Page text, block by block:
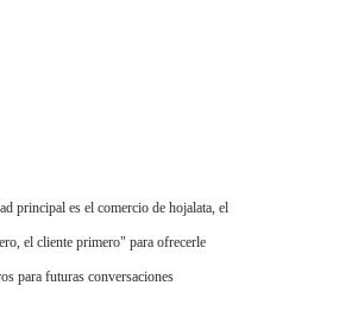
principal es el comercio de hojalata, el
el cliente primero" para ofrecerle
para futuras conversaciones